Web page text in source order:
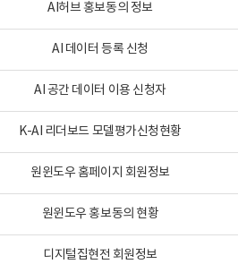
AI허브 홍보동의 정보
AI 데이터 등록 신청
AI 공간 데이터 이용 신청자
K-AI 리더보드 모델평가신청현황
원윈도우 홈페이지 회원정보
원윈도우 홍보동의 현황
디지털집현전 회원정보